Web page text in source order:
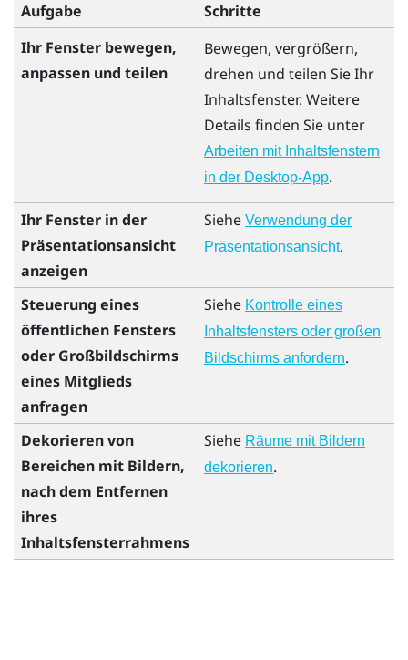
Aufgabe
Schritte
Ihr Fenster bewegen,
anpassen und teilen
Bewegen, vergrößern,
drehen und teilen Sie Ihr
Inhaltsfenster. Weitere
Details finden Sie unter
Arbeiten mit Inhaltsfenstern
in der Desktop-App.
Ihr Fenster in der
Präsentationsansicht
anzeigen
Siehe Verwendung der
Präsentationsansicht.
Steuerung eines
öffentlichen Fensters
oder Großbildschirms
eines Mitglieds
anfragen
Siehe Kontrolle eines
Inhaltsfensters oder großen
Bildschirms anfordern.
Dekorieren von
Bereichen mit Bildern,
nach dem Entfernen
ihres
Inhaltsfensterrahmens
Siehe Räume mit Bildern
dekorieren.